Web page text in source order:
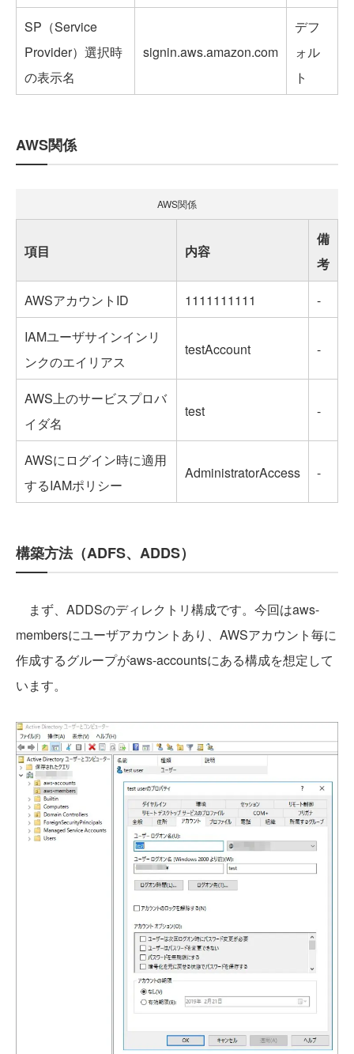
SP（Service
Provider）選択時
の表示名
signin.aws.amazon.com
デフ
ォル
ト
AWS関係
AWS関係
項目 内容
備
考
AWSアカウントID
1111111111
-
IAMユーザサインインリ
ンクのエイリアス
testAccount -
AWS上のサービスプロバ
イダ名
test -
AWSにログイン時に適用
するIAMポリシー
AdministratorAccess -
構築方法（ADFS、ADDS）
まず、ADDSのディレクトリ構成です。今回はaws-
membersにユーザアカウントあり、AWSアカウント毎に
作成するグループがaws-accountsにある構成を想定して
います。